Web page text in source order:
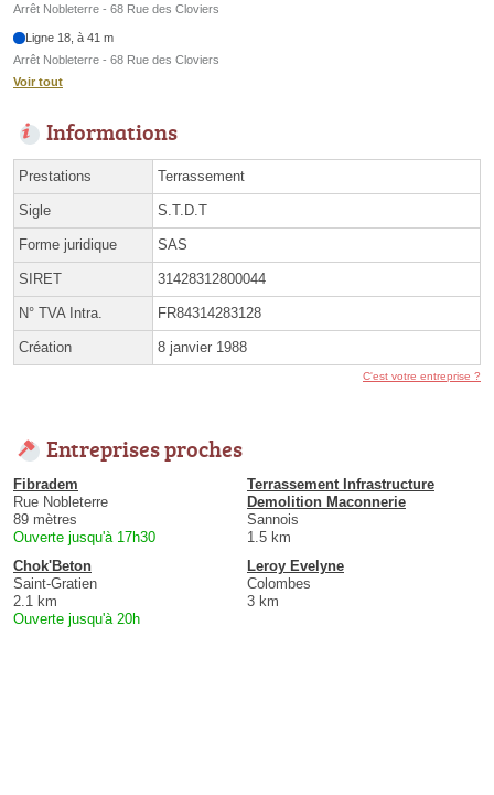
Arrêt Nobleterre - 68 Rue des Cloviers
Ligne 18, à 41 m
Arrêt Nobleterre - 68 Rue des Cloviers
Voir tout
Informations
Prestations Terrassement
Sigle S.T.D.T
Forme juridique SAS
SIRET 31428312800044
N° TVA Intra. FR84314283128
Création 8 janvier 1988
C'est votre entreprise ?
Entreprises proches
Fibradem
Rue Nobleterre
89 mètres
Ouverte jusqu'à 17h30
Terrassement Infrastructure
Demolition Maconnerie
Sannois
1.5 km
Chok'Beton
Saint-Gratien
2.1 km
Ouverte jusqu'à 20h
Leroy Evelyne
Colombes
3 km